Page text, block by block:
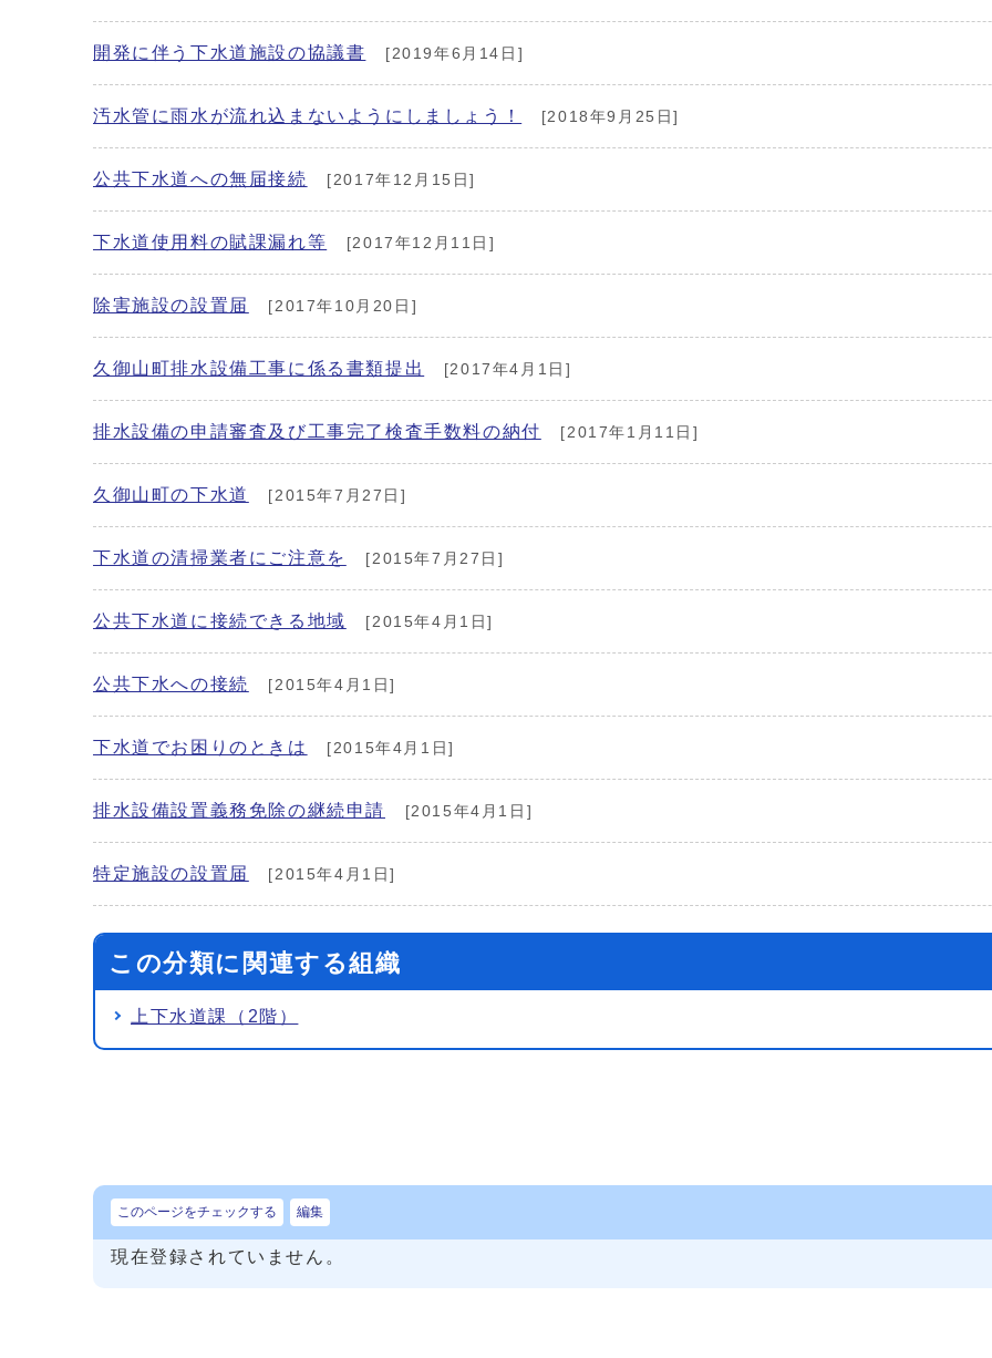
開発に伴う下水道施設の協議書 [2019年6月14日]
汚水管に雨水が流れ込まないようにしましょう！ [2018年9月25日]
公共下水道への無届接続 [2017年12月15日]
下水道使用料の賦課漏れ等 [2017年12月11日]
除害施設の設置届 [2017年10月20日]
久御山町排水設備工事に係る書類提出 [2017年4月1日]
排水設備の申請審査及び工事完了検査手数料の納付 [2017年1月11日]
久御山町の下水道 [2015年7月27日]
下水道の清掃業者にご注意を [2015年7月27日]
公共下水道に接続できる地域 [2015年4月1日]
公共下水への接続 [2015年4月1日]
下水道でお困りのときは [2015年4月1日]
排水設備設置義務免除の継続申請 [2015年4月1日]
特定施設の設置届 [2015年4月1日]
この分類に関連する組織
上下水道課（2階）
このページをチェックする 編集
現在登録されていません。